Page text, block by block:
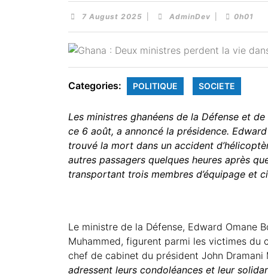
7 August 2025 AdminDev 0h01
Categories: POLITIQUE SOCIETE
Les ministres ghanéens de la Défense et
ce 6 août, a annoncé la présidence. Edward
trouvé la mort dans un accident
autres passagers quelques heures après
transportant trois membres d’équipage et
Le ministre de la Défense, Edward Omane
Muhammed, figurent parmi les victimes du
chef de cabinet du président John Dramani
adressent leurs condoléances et leur